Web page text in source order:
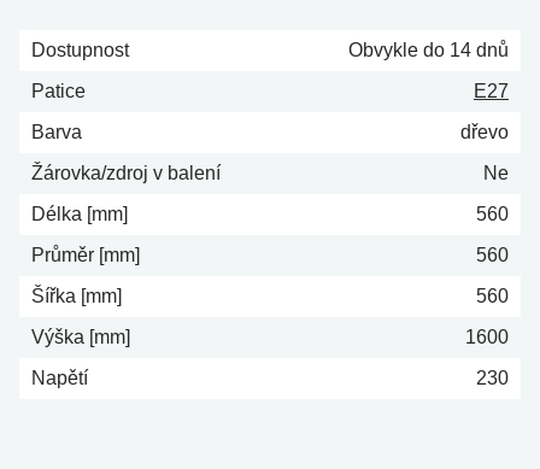
Dostupnost
Obvykle do 14 dnů
Patice
E27
Barva
dřevo
Žárovka/zdroj v balení
Ne
Délka [mm]
560
Průměr [mm]
560
Šířka [mm]
560
Výška [mm]
1600
Napětí
230